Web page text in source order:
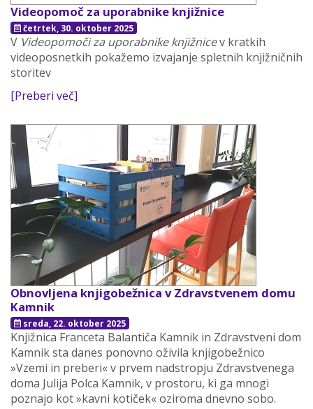
Videopomoč za uporabnike knjižnice
četrtek, 30. oktober 2025
V Videopomoči za uporabnike knjižnicev kratkih
videoposnetkih pokažemo izvajanje spletnih knjižničnih
storitev
[Preberi več]
Obnovljena knjigobežnica v Zdravstvenem domu
Kamnik
sreda, 22. oktober 2025
Knjižnica Franceta Balantiča Kamnik in Zdravstveni dom
Kamnik sta danes ponovno oživila knjigobežnico
»Vzemi in preberi« v prvem nadstropju Zdravstvenega
doma Julija Polca Kamnik, v prostoru, ki ga mnogi
poznajo kot »kavni kotiček« oziroma dnevno sobo.